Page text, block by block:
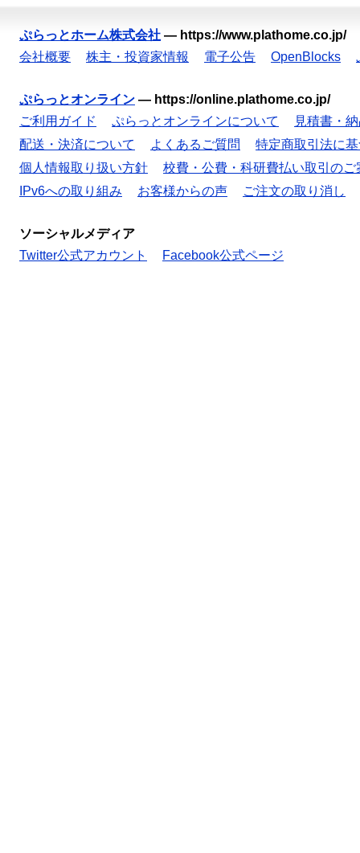
ぷらっとホーム株式会社 — https://www.plathome.co.jp/
会社概要
株主・投資家情報 電子公告 OpenBlocks
ぷらっとオンライン — https://online.plathome.co.jp/
ご利用ガイド
ぷらっとオンラインについて
見積書・
配送・決済について
よくあるご質問
特定商取引法に
個人情報取り扱い方針
校費・公費・科研費払い取引のご
IPv6への取り組み
お客様からの声 ご注文の取り消し
ソーシャルメディア
Twitter公式アカウント
Facebook公式ページ